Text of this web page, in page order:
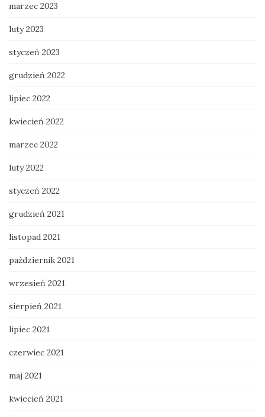
marzec 2023
luty 2023
styczeń 2023
grudzień 2022
lipiec 2022
kwiecień 2022
marzec 2022
luty 2022
styczeń 2022
grudzień 2021
listopad 2021
październik 2021
wrzesień 2021
sierpień 2021
lipiec 2021
czerwiec 2021
maj 2021
kwiecień 2021